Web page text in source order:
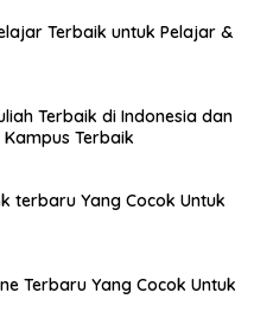
Terbaik untuk Pelajar &
Terbaik di Indonesia dan
Terbaik
terbaru Yang Cocok Untuk
Terbaru Yang Cocok Untuk